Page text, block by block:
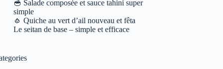
🥣 Salade composée et sauce tahini super
simple
🧄 Quiche au vert d’ail nouveau et fêta
Le seitan de base – simple et efficace